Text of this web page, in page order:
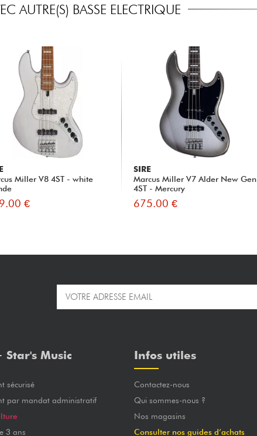
AUTRE(S) BASSE ELECTRIQUE
Miller V8 4ST - white
€
SIRE
Marcus Miller V7 Alder New Gen
4ST - Mercury
675.00 €
Star's Music
sécurisé
par mandat administratif
3 ans
Infos utiles
Contactez-nous
Qui sommes-nous ?
Nos magasins
Consulter nos guides d’achats